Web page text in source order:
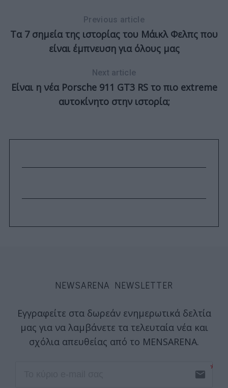
Previous article
Τα 7 σημεία της ιστορίας του Μάικλ Φελπς που
είναι έμπνευση για όλους μας
Next article
Είναι η νέα Porsche 911 GT3 RS το πιο extreme
αυτοκίνητο στην ιστορία;
NEWSARENA NEWSLETTER
Εγγραφείτε στα δωρεάν ενημερωτικά δελτία
μας για να λαμβάνετε τα τελευταία νέα και
σχόλια απευθείας από το MENSARENA.
email